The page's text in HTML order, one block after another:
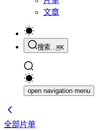
文章
搜索...⌘K
open navigation menu
全部片单